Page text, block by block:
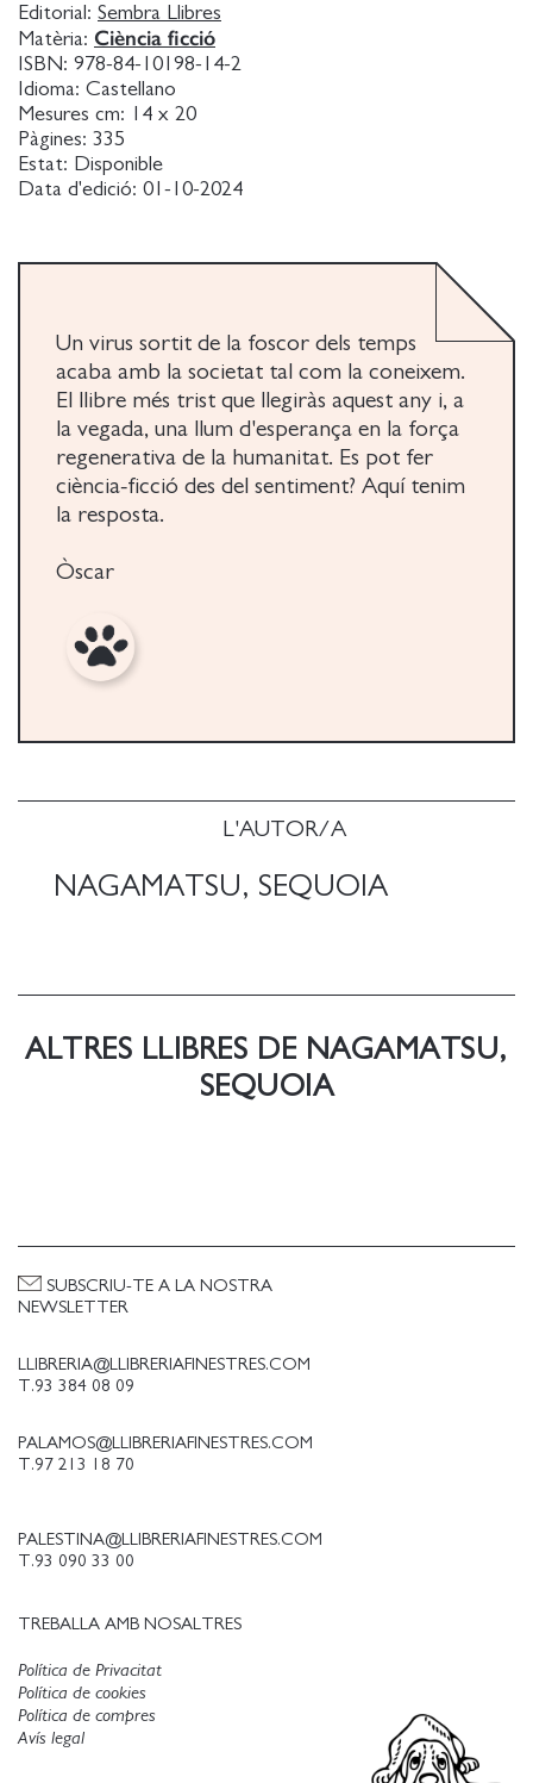
L'AUTOR/A
NAGAMATSU, SEQUOIA
En aquesta commovedora novel-la, Sequoia
Nagamatsu presenta un món postapocalíptic
apunyalat d'esperança. Un viatge que travessa
continents, segles i cossos celestes amb un mosaic
de persones entrellaçades que s'aferren a la vida
enmig d'una plaga climàtica devastadora. Finalista
del prestigiós premi Ursula K. Le Guin i fidel a la
contra la por, Fins on ens elevem en la foscor ens
enlluerna amb la solidaritat, tendresa i resistència
Editorial: Sembra Llibres
Matèria: Ciència ficció
ISBN: 978-84-10198-14-2
Idioma: Castellano
Mesures cm:
14 x 20
Pàgines: 335
Estat: Disponible
Data d'edició: 01-10-2024
Un virus sortit de la foscor dels temps
acaba amb la societat tal com la coneixem.
El llibre més trist que llegiràs aquest any i, a
la vegada, una llum d'esperança en la força
regenerativa de la humanitat. Es pot fer
ciència-ficció des del sentiment? Aquí tenim
la resposta.
Òscar
ALTRES LLIBRES DE NAGAMATSU,
SEQUOIA
LLIBRERIA@LLIBRERIAFINESTRES.COM
T.93 384 08 09
PALAMOS@LLIBRERIAFINESTRES.COM
T.97 213 18 70
PALESTINA@LLIBRERIAFINESTRES.COM
T.93 090 33 00
TREBALLA AMB NOSALTRES
SUBSCRIU-TE A LA NOSTRA
NEWSLETTER
Política de Privacitat
Política de cookies
Avís legal
Política de compres